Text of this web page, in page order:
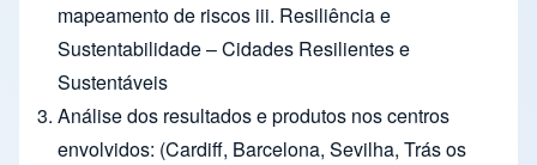
mapeamento de riscos iii. Resiliência e
Sustentabilidade – Cidades Resilientes e
Sustentáveis
Análise dos resultados e produtos nos centros
envolvidos: (Cardiff, Barcelona, Sevilha, Trás os